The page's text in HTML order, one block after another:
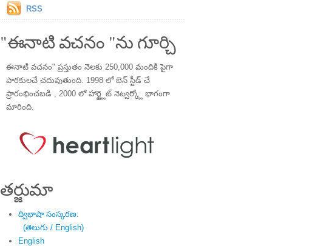
RSS
"ఈనాటి వచనం "ను గూర్చి
ఈనాటి వచనం" ప్రస్తుతం నెలకు 250,000 మందికి పైగా
పాఠకులచే చదువుతుంది. 1998 లో బెన్ స్టీడ్ చే
ప్రారంభించబడి , 2000 లో హార్ట్లైట్ నెట్వర్క్లో భాగంగా
మారింది.
తర్జుమా
ద్విభాషా సంస్కరణ:
(తెలుగు / English)
English